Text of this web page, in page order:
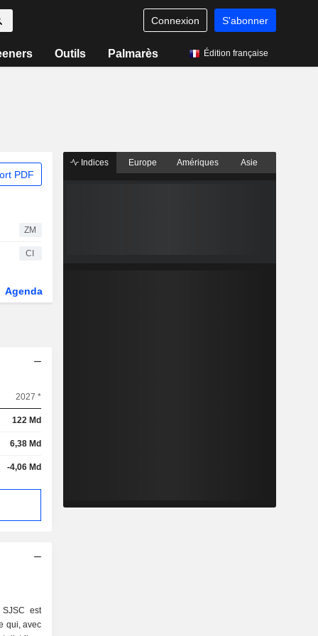
Connexion S'abonner
Outils Palmarès Édition française
PDF
ZM
CI
Agenda
2027 *
122 Md
6,38 Md
-4,06 Md
est
qui, avec
Indices Europe Amériques Asie